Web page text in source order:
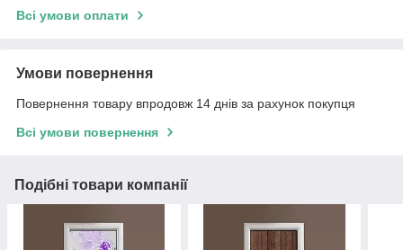
Всі умови оплати
Умови повернення
Повернення товару впродовж 14 днів за рахунок покупця
Всі умови повернення
Подібні товари компанії